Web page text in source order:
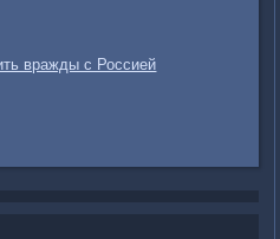
вражды с Россией